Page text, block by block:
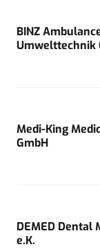
BINZ
Umwelttechnik
Medi-King
GmbH
DEMED Dental
e.K.